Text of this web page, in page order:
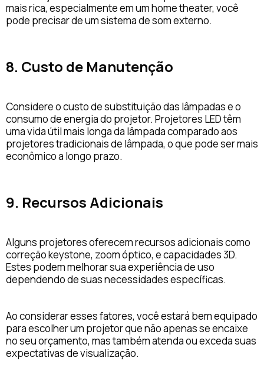
mais rica, especialmente em um home theater, você
pode precisar de um sistema de som externo.
8. Custo de Manutenção
Considere o custo de substituição das lâmpadas e o
consumo de energia do projetor. Projetores LED têm
uma vida útil mais longa da lâmpada comparado aos
projetores tradicionais de lâmpada, o que pode ser mais
econômico a longo prazo.
9. Recursos Adicionais
Alguns projetores oferecem recursos adicionais como
correção keystone, zoom óptico, e capacidades 3D.
Estes podem melhorar sua experiência de uso
dependendo de suas necessidades específicas.
Ao considerar esses fatores, você estará bem equipado
para escolher um projetor que não apenas se encaixe
no seu orçamento, mas também atenda ou exceda suas
expectativas de visualização.